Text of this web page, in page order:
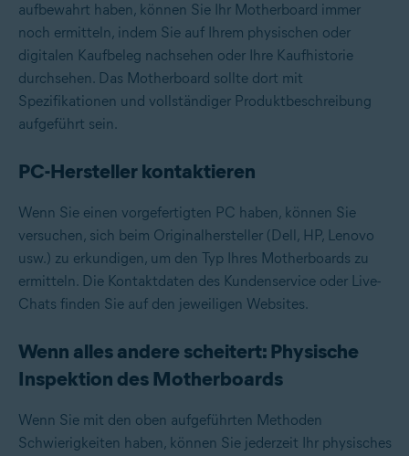
aufbewahrt haben, können Sie Ihr Motherboard immer
noch ermitteln, indem Sie auf Ihrem physischen oder
digitalen Kaufbeleg nachsehen oder Ihre Kaufhistorie
durchsehen. Das Motherboard sollte dort mit
Spezifikationen und vollständiger Produktbeschreibung
aufgeführt sein.
PC-Hersteller kontaktieren
Wenn Sie einen vorgefertigten PC haben, können Sie
versuchen, sich beim Originalhersteller (Dell, HP, Lenovo
usw.) zu erkundigen, um den Typ Ihres Motherboards zu
ermitteln. Die Kontaktdaten des Kundenservice oder Live-
Chats finden Sie auf den jeweiligen Websites.
Wenn alles andere scheitert: Physische
Inspektion des Motherboards
Wenn Sie mit den oben aufgeführten Methoden
Schwierigkeiten haben, können Sie jederzeit Ihr physisches